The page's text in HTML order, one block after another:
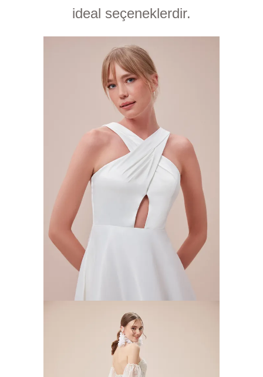
ideal seçeneklerdir.